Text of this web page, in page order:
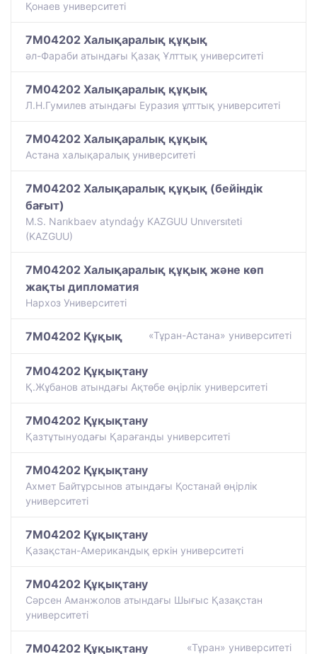
Қонаев университетi
7M04202 Халықаралық құқық
әл-Фараби атындағы Қазақ Ұлттық университеті
7M04202 Халықаралық құқық
Л.Н.Гумилев атындағы Еуразия ұлттық университеті
7M04202 Халықаралық құқық
Астана халықаралық университеті
7M04202 Халықаралық құқық (бейіндік
бағыт)
M.S. Narıkbaev atyndaģy KAZGUU Unıversıteti
(KAZGUU)
7M04202 Халықаралық құқық және көп
жақты дипломатия
Нархоз Университеті
7M04202 Құқық «Тұран-Астана» университеті
7M04202 Құқықтану
Қ.Жұбанов атындағы Ақтөбе өңірлік университеті
7M04202 Құқықтану
Қазтұтынуодағы Қарағанды университеті
7M04202 Құқықтану
Ахмет Байтұрсынов атындағы Қостанай өңірлік
университеті
7M04202 Құқықтану
Қазақстан-Американдық еркін университеті
7M04202 Құқықтану
Сәрсен Аманжолов атындағы Шығыс Қазақстан
университеті
7M04202 Құқықтану «Тұран» университеті